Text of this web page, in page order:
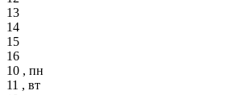
13
14
15
16
10 , пн
11 , вт